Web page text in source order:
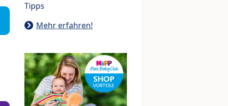
Tipps
Mehr erfahren!